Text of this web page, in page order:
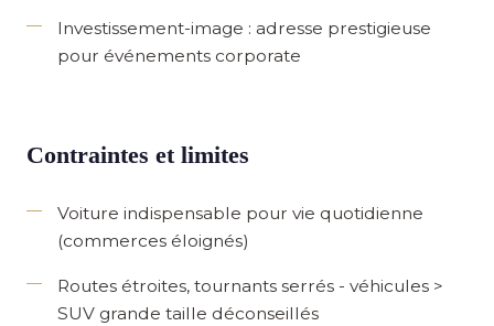
Investissement-image : adresse prestigieuse
pour événements corporate
Contraintes et limites
Voiture indispensable pour vie quotidienne
(commerces éloignés)
Routes étroites, tournants serrés - véhicules >
SUV grande taille déconseillés